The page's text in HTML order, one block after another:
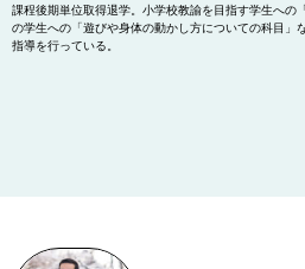
課程後期単位取得退学。小学校教諭を目指す学生への
の学生への「遊びや身体の動かし方についての科目」
指導を行っている。